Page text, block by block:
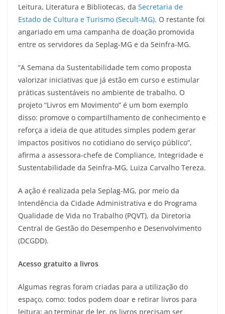
Leitura, Literatura e Bibliotecas, da Secretaria de
Estado de Cultura e Turismo (Secult-MG). O restante foi
angariado em uma campanha de doação promovida
entre os servidores da Seplag-MG e da Seinfra-MG.
“A Semana da Sustentabilidade tem como proposta
valorizar iniciativas que já estão em curso e estimular
práticas sustentáveis no ambiente de trabalho. O
projeto “Livros em Movimento” é um bom exemplo
disso: promove o compartilhamento de conhecimento e
reforça a ideia de que atitudes simples podem gerar
impactos positivos no cotidiano do serviço público”,
afirma a assessora-chefe de Compliance, Integridade e
Sustentabilidade da Seinfra-MG, Luiza Carvalho Tereza.
A ação é realizada pela Seplag-MG, por meio da
Intendência da Cidade Administrativa e do Programa
Qualidade de Vida no Trabalho (PQVT), da Diretoria
Central de Gestão do Desempenho e Desenvolvimento
(DCGDD).
Acesso gratuito a livros
Algumas regras foram criadas para a utilização do
espaço, como: todos podem doar e retirar livros para
leitura; ao terminar de ler, os livros precisam ser